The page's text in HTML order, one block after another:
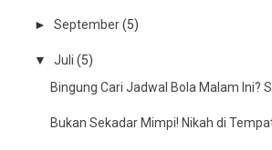
► September(5)
▼ Juli (5)
Bingung Cari Jadwal Bola Malam Ini?
Bukan Sekadar Mimpi! Nikah di